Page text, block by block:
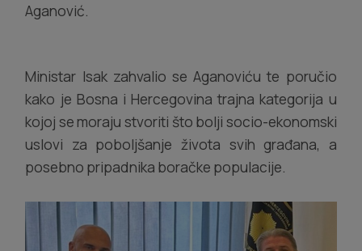
Aganović.
Ministar Isak zahvalio se Aganoviću te poručio
kako je Bosna i Hercegovina trajna kategorija u
kojoj se moraju stvoriti što bolji socio-ekonomski
uslovi za poboljšanje života svih građana, a
posebno pripadnika boračke populacije.